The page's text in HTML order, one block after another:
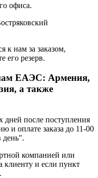
офиса.
к нам за заказом,
его резерв.
ЕАЭС: Армения,
а также
дней после поступления
и оплате заказа до 11-00
день".
компанией или
клиенту и если пункт